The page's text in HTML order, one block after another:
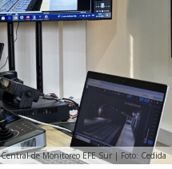
Central de Monitoreo EFE Sur | Foto: Cedida